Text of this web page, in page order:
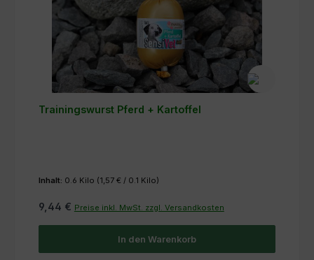
Trainingswurst Pferd + Kartoffel
Inhalt: 0.6 Kilo (1,57 € / 0.1 Kilo)
9,44 € Preise inkl. MwSt. zzgl. Versandkosten
In den Warenkorb